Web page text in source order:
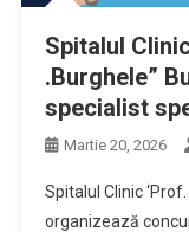
Spitalul
.Burghele”
specialist
Martie 20, 2026
Spitalul Clinic
organizează